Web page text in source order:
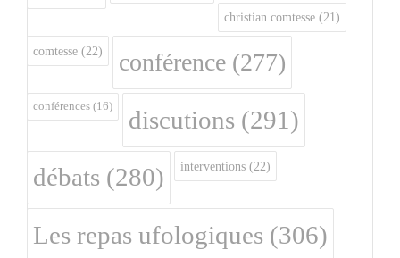
christian comtesse (21)
comtesse (22) conférence (277)
conférences (16) discutions (291)
débats (280) interventions (22)
Les repas ufologiques (306)